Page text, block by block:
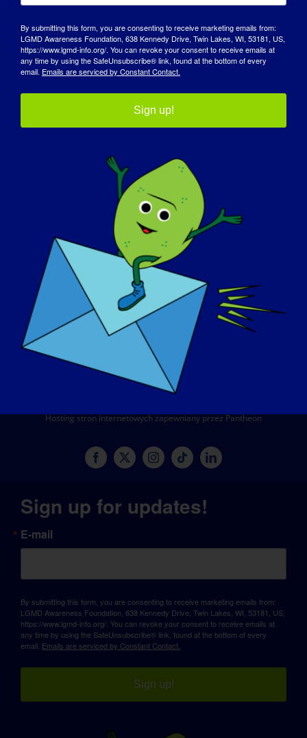
DZIEŃ ŚWIADOMOŚCI
BAZA WIEDZY
REFLEKTORY
WYDARZENIA
KONTAKT
SKLEP
DAROWIZNA
© Copyright 2026 LGMD Awareness Foundation, Inc
Hosting stron internetowych zapewniany przez Pantheon
Sign up for updates!
E-mail
By submitting this form, you are consenting to receive marketing emails from:
LGMD Awareness Foundation, 638 Kennedy Drive, Twin Lakes, WI, 53181, US,
https://www.lgmd-info.org/. You can revoke your consent to receive emails at
any time by using the SafeUnsubscribe® link, found at the bottom of every
email. Emails are serviced by Constant Contact.
Sign up!
By submitting this form, you are consenting to receive marketing emails from:
LGMD Awareness Foundation, 638 Kennedy Drive, Twin Lakes, WI, 53181, US,
https://www.lgmd-info.org/. You can revoke your consent to receive emails at
any time by using the SafeUnsubscribe® link, found at the bottom of every
email. Emails are serviced by Constant Contact.
Sign up!